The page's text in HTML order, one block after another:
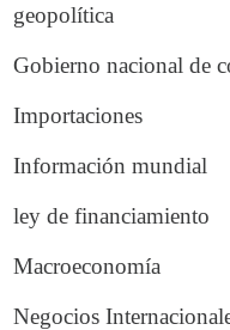
geopolítica
Gobierno nacional de
Importaciones
Información mundial
ley de financiamiento
Macroeconomía
Negocios